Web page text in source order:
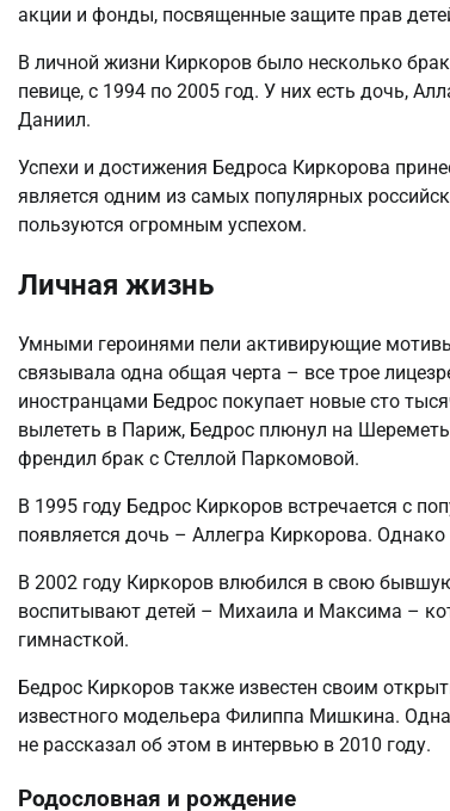
акции и фонды, посвященные защите прав
В личной жизни Киркоров было несколько
певице, с 1994 по 2005 год. У них есть дочь,
Даниил.
Успехи и достижения Бедроса Киркорова
является одним из самых популярных
пользуются огромным успехом.
Личная жизнь
Умными героинями пели активирующие
связывала одна общая черта – все трое
иностранцами Бедрос покупает новые сто
вылететь в Париж, Бедрос плюнул на
френдил брак с Стеллой Паркомовой.
В 1995 году Бедрос Киркоров встречается с
появляется дочь – Аллегра Киркорова.
В 2002 году Киркоров влюбился в свою
воспитывают детей – Михаила и Максима –
гимнасткой.
Бедрос Киркоров также известен своим
известного модельера Филиппа Мишкина.
не рассказал об этом в интервью в 2010 году.
Родословная и рождение